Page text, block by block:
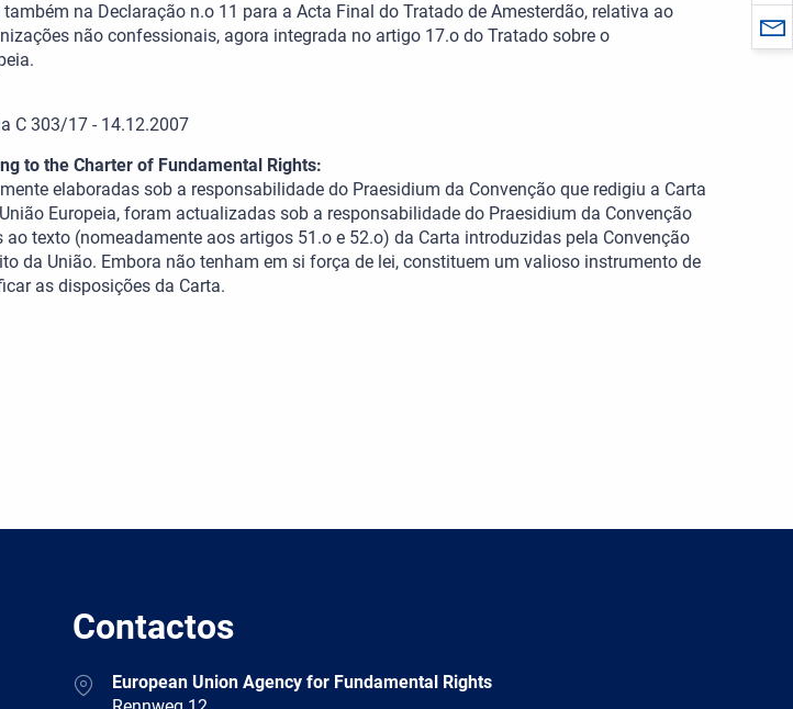
na Declaração n.o 11 para a Acta Final do Tratado de Amesterdão, relativa ao
não confessionais, agora integrada no artigo 17.o do Tratado sobre o
C 303/17 - 14.12.2007
to the Charter of Fundamental Rights:
elaboradas sob a responsabilidade do Praesidium da Convenção que redigiu a Carta
Europeia, foram actualizadas sob a responsabilidade do Praesidium da Convenção
ao texto (nomeadamente aos artigos 51.o e 52.o) da Carta introduzidas pela Convenção
da União. Embora não tenham em si força de lei, constituem um valioso instrumento de
as disposições da Carta.
Contactos
AddressEuropean Union Agency for Fundamental Rights